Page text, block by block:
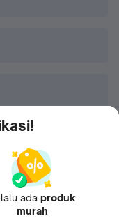
ada produk
murah